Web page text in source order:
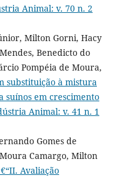
Animal: v. 70 n. 2
Milton Gorni, Hacy
Benedicto do
Pompéia de Moura,
substituição à mistura
suínos em crescimento
Animal: v. 41 n. 1
Gomes de
Camargo, Milton
Avaliação